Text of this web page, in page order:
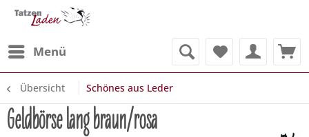
Menü
Übersicht Schönes aus Leder
Geldbörse lang braun/rosa